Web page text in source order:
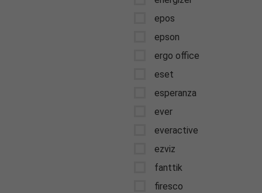
epos
epson
ergo office
eset
esperanza
ever
everactive
ezviz
fanttik
firesco